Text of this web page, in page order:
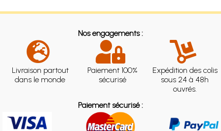
Nos engagements :
Livraison partout
dans le monde
Paiement 100%
sécurisé
Expédition des colis
sous 24 à 48h
ouvrés.
Paiement sécurisé :